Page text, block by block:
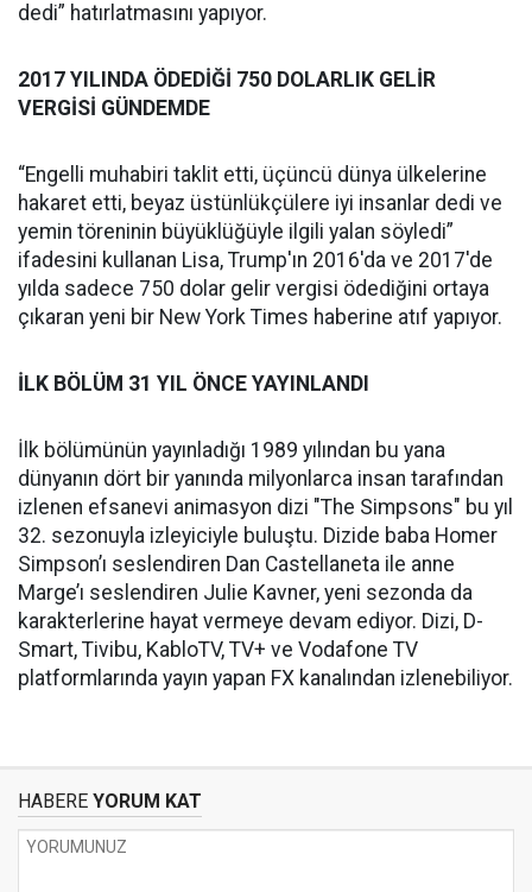
dedi” hatırlatmasını yapıyor.
2017 YILINDA ÖDEDİĞİ 750 DOLARLIK GELİR
VERGİSİ GÜNDEMDE
“Engelli muhabiri taklit etti, üçüncü dünya ülkelerine
hakaret etti, beyaz üstünlükçülere iyi insanlar dedi ve
yemin töreninin büyüklüğüyle ilgili yalan söyledi”
ifadesini kullanan Lisa, Trump'ın 2016'da ve 2017'de
yılda sadece 750 dolar gelir vergisi ödediğini ortaya
çıkaran yeni bir New York Times haberine atıf yapıyor.
İLK BÖLÜM 31 YIL ÖNCE YAYINLANDI
İlk bölümünün yayınladığı 1989 yılından bu yana
dünyanın dört bir yanında milyonlarca insan tarafından
izlenen efsanevi animasyon dizi "The Simpsons" bu yıl
32. sezonuyla izleyiciyle buluştu. Dizide baba Homer
Simpson’ı seslendiren Dan Castellaneta ile anne
Marge’ı seslendiren Julie Kavner, yeni sezonda da
karakterlerine hayat vermeye devam ediyor. Dizi, D-
Smart, Tivibu, KabloTV, TV+ ve Vodafone TV
platformlarında yayın yapan FX kanalından izlenebiliyor.
HABERE YORUM KAT